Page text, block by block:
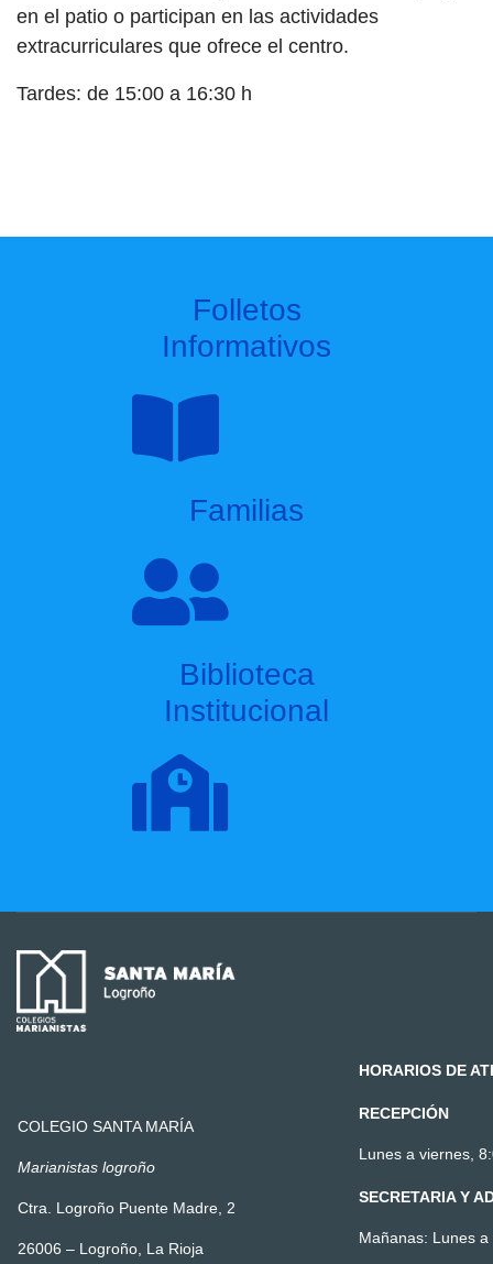
en el patio o participan en las actividades
extracurriculares que ofrece el centro.
Tardes: de 15:00 a 16:30 h
Folletos
Informativos
Familias
Biblioteca
Institucional
COLEGIO SANTA MARÍA
Marianistas logroño
Ctra. Logroño Puente Madre, 2
26006 – Logroño, La Rioja
HORARIOS DE
RECEPCIÓN
Lunes a viernes,
SECRETARIA Y
Mañanas: Lunes